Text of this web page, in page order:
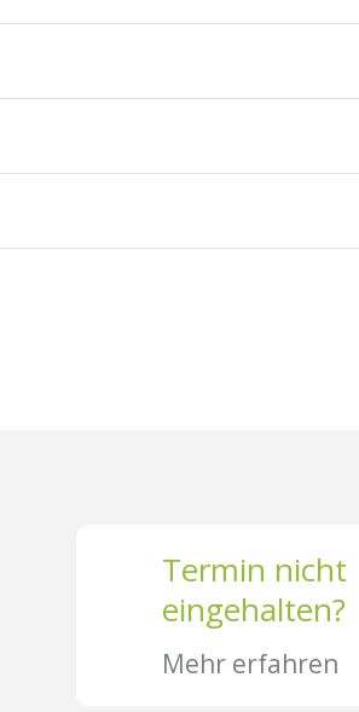
Termin nicht
eingehalten?
Mehr erfahren